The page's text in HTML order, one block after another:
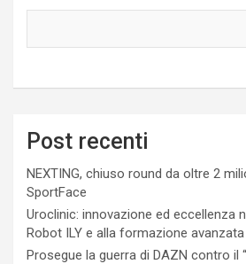
Post recenti
NEXTING, chiuso round da oltre 2
SportFace
Uroclinic: innovazione ed eccellenza
Robot ILY e alla formazione avanzata
Prosegue la guerra di DAZN contro il